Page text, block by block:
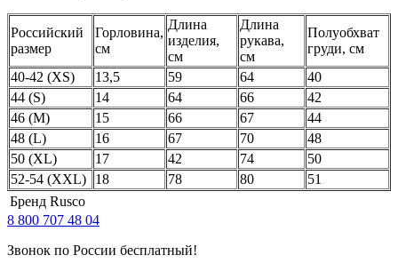
Российский
размер
Горловина,
см
Длина
изделия,
см
Длина
рукава,
см
Полуобхват
груди, см
40-42 (XS)
13,5 59 64
40
44 (S)
14 64 66
42
46 (M)
15 66 67
44
48 (L)
16 67 70
48
50 (XL)
17 42 74
50
52-54 (XXL)
18 78 80
51
Бренд Rusco
8 800 707 48 04
Звонок по России бесплатный!